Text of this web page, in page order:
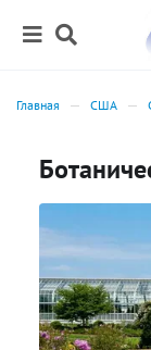
Главная США